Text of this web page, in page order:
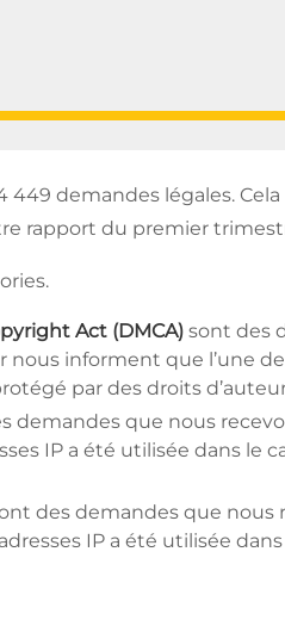
449 demandes légales.
rapport du premier
Act (DMCA) sont des
informent que l’une
par des droits
demandes que nous
IP a été utilisée dans le
des demandes que nous
IP a été utilisée